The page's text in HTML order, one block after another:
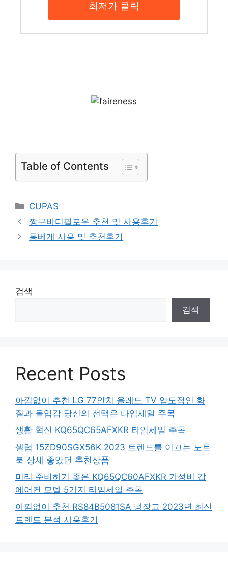
최저가 클릭
Table of Contents
Categories
CUPAS
짱구바디필로우 추천 및 사용후기
롱베개 사용 및 추천후기
검색
검색
Recent Posts
아낌없이 추천 LG 77인치 올레드 TV 압도적인 화
질과 몰입감 당신의 선택은 타임세일 주목
생활 혁신 KQ65QC65AFXKR 타임세일 주목
셀럽 15ZD90SGX56K 2023 트렌드를 이끄는 노트
북 상세 좋았던 추천상품
미리 준비하기 좋은 KQ65QC60AFXKR 가성비 갑
에어컨 모델 5가지 타임세일 주목
아낌없이 추천 RS84B5081SA 냉장고 2023년 최신
트렌드 분석 사용후기